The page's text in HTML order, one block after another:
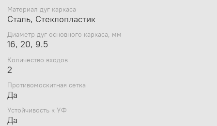
Материал дуг каркаса
Сталь, Стеклопластик
Диаметр дуг основного каркаса, мм
16, 20, 9.5
Количество входов
2
Противомоскитная сетка
Да
Устойчивость к УФ
Да